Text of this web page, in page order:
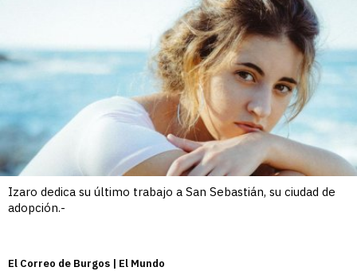
Izaro dedica su último trabajo a San Sebastián, su ciudad de
adopción.-
El Correo de Burgos | El Mundo